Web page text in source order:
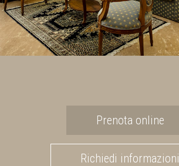
Prenota online
Richiedi informazioni